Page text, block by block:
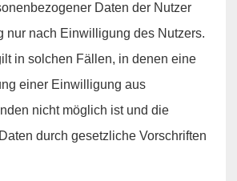
Daten der Nutzer
nur nach Einwilligung des Nutzers.
in solchen Fällen, in denen eine
einer Einwilligung aus
nicht möglich ist und die
durch gesetzliche Vorschriften